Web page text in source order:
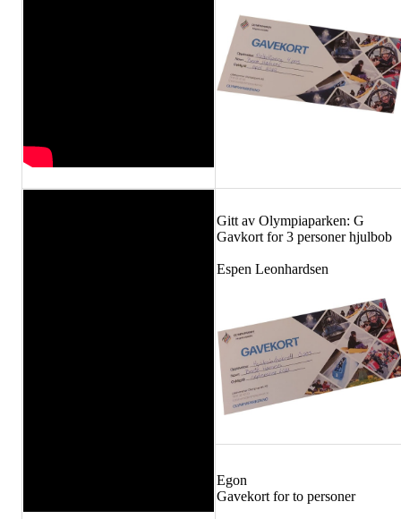
Gitt av Olympiaparken: G
Gavkort for 3 personer hjulbob
Espen Leonhardsen
Egon
Gavekort for to personer